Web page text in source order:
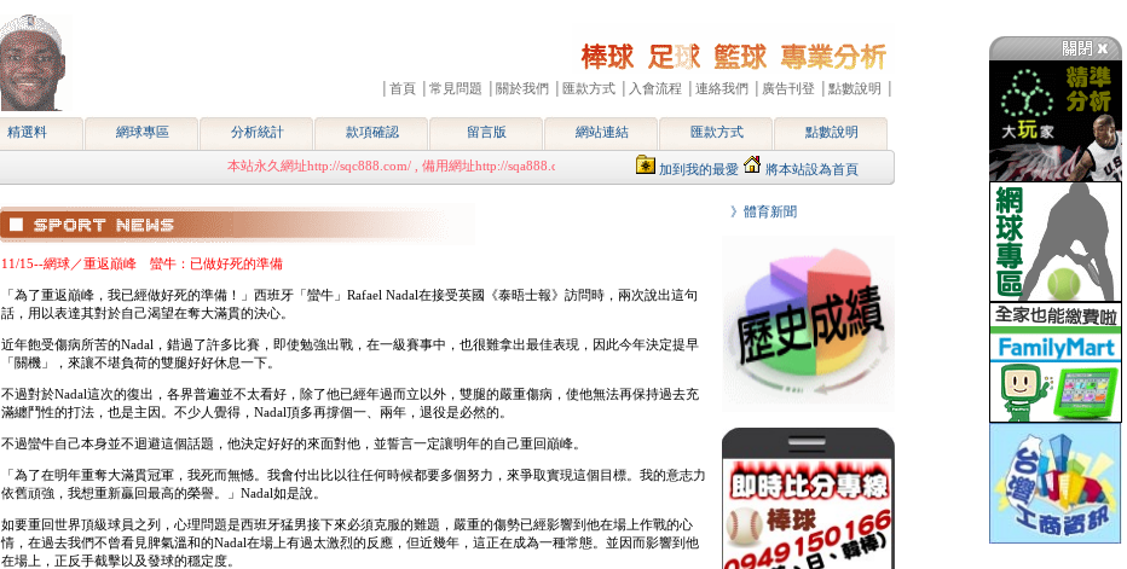
首頁 常見問題 關於我們 匯款方式 入會流程 連絡我們 廣告刊登 點數說明
精選料 網球專區 分析統計 款項確認 留言版 網站連結 匯款方式 點數說明
本站永久網址http://sqc888.com/ , 備用網址http://sqa888.com/ 加到我的最愛 將本站設為首頁
11/15--網球／重返巔峰 蠻牛：已做好死的準備
「為了重返巔峰，我已經做好死的準備！」西班牙「蠻牛」Rafael Nadal在接受英國《泰晤士報》訪問時，兩次說出這句
話，用以表達其對於自己渴望在奪大滿貫的決心。
近年飽受傷病所苦的Nadal，錯過了許多比賽，即使勉強出戰，在一級賽事中，也很難拿出最佳表現，因此今年決定提早
「關機」，來讓不堪負荷的雙腿好好休息一下。
不過對於Nadal這次的復出，各界普遍並不太看好，除了他已經年過而立以外，雙腿的嚴重傷病，使他無法再保持過去充
滿纏鬥性的打法，也是主因。不少人覺得，Nadal頂多再撐個一、兩年，退役是必然的。
不過蠻牛自己本身並不迴避這個話題，他決定好好的來面對他，並誓言一定讓明年的自己重回巔峰。
「為了在明年重奪大滿貫冠軍，我死而無憾。我會付出比以往任何時候都要多個努力，來爭取實現這個目標。我的意志力
依舊頑強，我想重新贏回最高的榮譽。」Nadal如是說。
如要重回世界頂級球員之列，心理問題是西班牙猛男接下來必須克服的難題，嚴重的傷勢已經影響到他在場上作戰的心
情，在過去我們不曾看見脾氣溫和的Nadal在場上有過太激烈的反應，但近幾年，這正在成為一種常態。並因而影響到他
在場上，正反手截擊以及發球的穩定度。
》體育新聞